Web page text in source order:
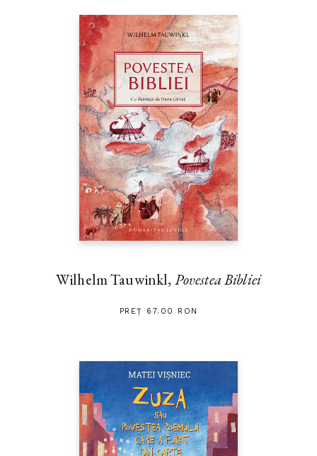
Wilhelm Tauwinkl, Povestea Bibliei
PREȚ 67.00 RON